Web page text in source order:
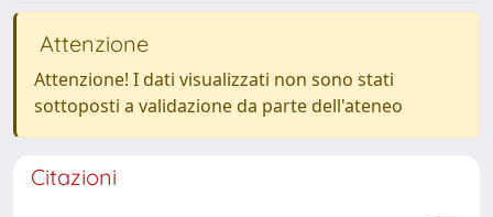
Attenzione
Attenzione! I dati visualizzati non sono stati
sottoposti a validazione da parte dell'ateneo
Citazioni